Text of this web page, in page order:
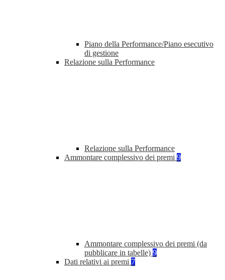
Piano della Performance/Piano esecutivo
di gestione
Relazione sulla Performance
Relazione sulla Performance
Ammontare complessivo dei premi 9
Ammontare complessivo dei premi (da
pubblicare in tabelle) 9
Dati relativi ai premi 7